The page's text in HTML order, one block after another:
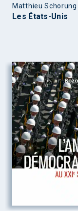
Matthieu Schorung
Les États-Unis